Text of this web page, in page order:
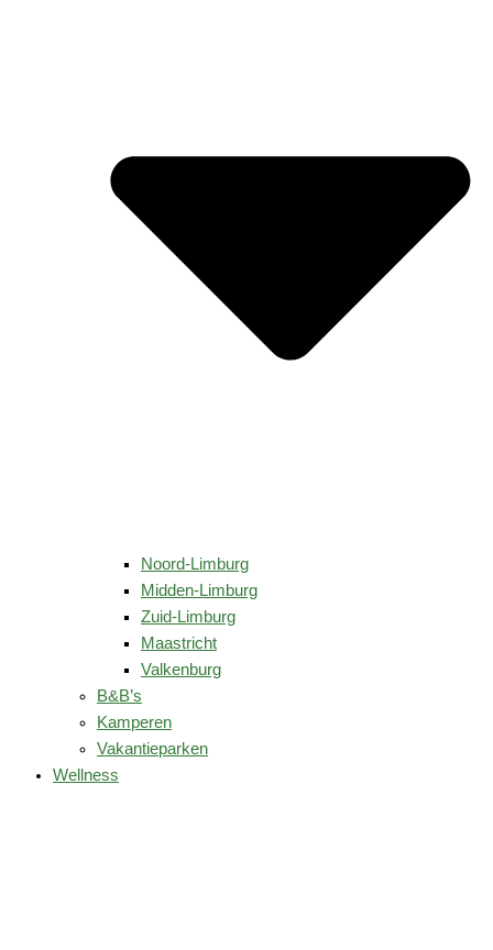
Noord-Limburg
Midden-Limburg
Zuid-Limburg
Maastricht
Valkenburg
B&B’s
Kamperen
Vakantieparken
Wellness